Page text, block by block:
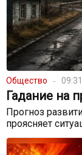
Общество
Гадание на
Прогноз
проясняет